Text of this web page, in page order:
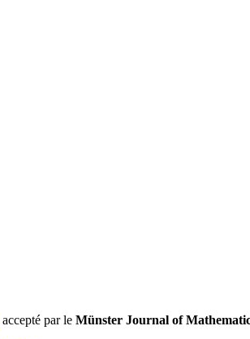
accepté par le Münster Journal of